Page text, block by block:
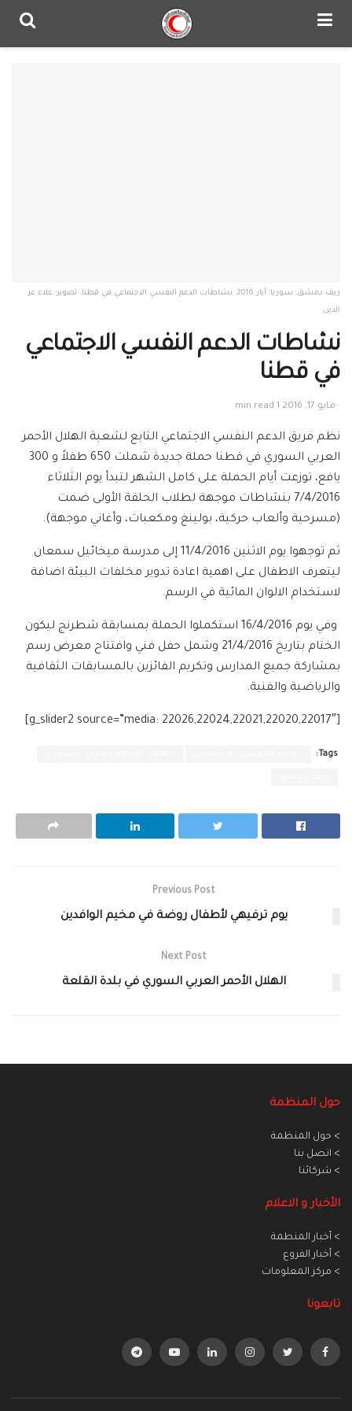
ريف دمشق، سوريا، أيار 2016. نشاطات الدعم النفسي الاجتماعي في قطنا. تصوير: علاء عز
الدين
نشاطات الدعم النفسي الاجتماعي
في قطنا
مايو 17, 2016 1 min read
نظم فريق الدعم النفسي الاجتماعي التابع لشعبة الهلال الأحمر
العربي السوري في قطنا حملة جديدة شملت 650 طفلاً و 300
يافع، توزعت أيام الحملة على كامل الشهر لتبدأ يوم الثلاثاء
7/4/2016 بنشاطات موجهة لطلاب الحلقة الأولى ضمت
(مسرحية وألعاب حركية، بولينغ ومكعبات، وأغاني موجهة).
ثم توجهوا يوم الاثنين 11/4/2016 إلى مدرسة ميخائيل سمعان
ليتعرف الاطفال على اهمية اعادة تدوير مخلفات البيئة اضافة
لاستخدام الالوان المائية في الرسم.
وفي يوم 16/4/2016 استكملوا الحملة بمسابقة شطرنج ليكون
الختام بتاريخ 21/4/2016 وشمل حفل فني وافتتاح معرض رسم
بمشاركة جميع المدارس وتكريم الفائزين بالمسابقات الثقافية
والرياضية والفنية.
[g_slider2 source=”media: 22026,22024,22021,22020,22017″]
Tags:
Previous Post
يوم ترفيهي لأطفال روضة في مخيم الوافدين
Next Post
الهلال الأحمر العربي السوري في بلدة القلعة
حول المنظمة
> حول المنظمة
> اتصل بنا
> شركائنا
الأخبار و الاعلام
> أخبار المنطمة
> أخبار الفروع
> مركز المعلومات
تابعونا